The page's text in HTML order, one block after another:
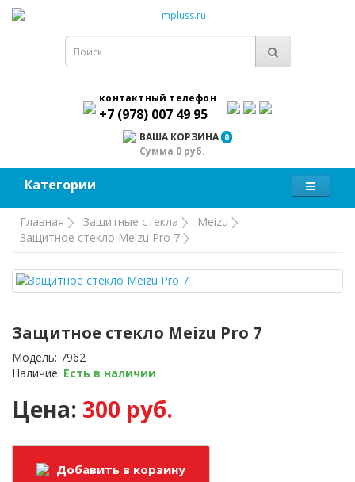
контактный телефон
+7 (978) 007 49 95
ВАША КОРЗИНА 0
Сумма 0 руб.
Категории
Главная Защитные стекла
Meizu
Защитное стекло Meizu Pro 7
Защитное стекло Meizu Pro 7
Модель: 7962
Наличие: Есть в наличии
Цена: 300 руб.
Добавить в корзину